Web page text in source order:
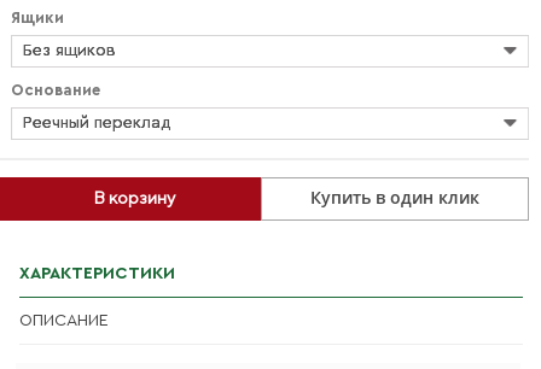
В корзину Купить в один клик
Ящики
Без ящиков
Основание
Реечный переклад
ХАРАКТЕРИСТИКИ
ОПИСАНИЕ